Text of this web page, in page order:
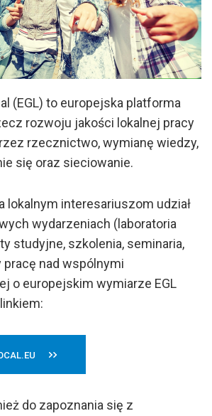
(EGL) to europejska platforma
rozwoju jakości lokalnej pracy
rzecznictwo, wymianę wiedzy,
się oraz sieciowanie.
lokalnym interesariuszom udział
wydarzeniach (laboratoria
studyjne, szkolenia, seminaria,
nad wspólnymi
o europejskim wymiarze EGL
do zapoznania się z